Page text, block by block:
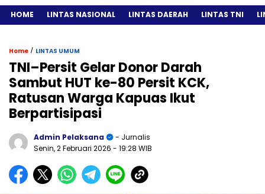
HOME LINTAS NASIONAL LINTAS DAERAH LINTAS TNI
Home / LINTAS UMUM
TNI–Persit Gelar Donor Darah
Sambut HUT ke-80 Persit KCK,
Ratusan Warga Kapuas Ikut
Berpartisipasi
Admin Pelaksana
- Jurnalis
Senin, 2 Februari 2026 - 19:28 WIB